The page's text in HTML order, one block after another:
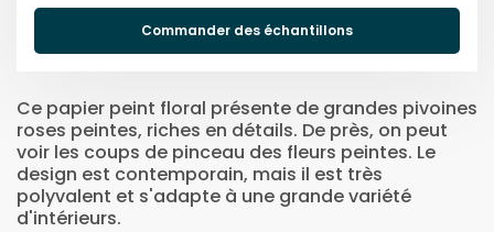
Commander des échantillons
Ce papier peint floral présente de grandes pivoines
roses peintes, riches en détails. De près, on peut
voir les coups de pinceau des fleurs peintes. Le
design est contemporain, mais il est très
polyvalent et s'adapte à une grande variété
d'intérieurs.